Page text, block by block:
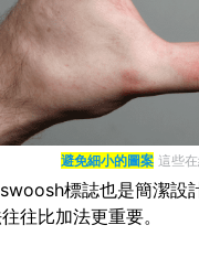
避免細小的圖案 這些
標誌也是簡潔設
往比加法更重要。